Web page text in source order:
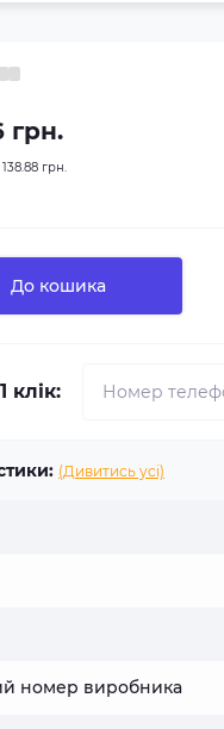
грн.
грн.
До кошика
клік:
(Дивитись усі)
номер виробника